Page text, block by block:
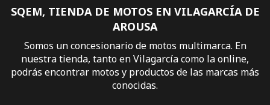
SQEM, TIENDA DE MOTOS EN VILAGARCÍA DE
AROUSA
Somos un concesionario de motos multimarca. En
nuestra tienda, tanto en Vilagarcía como la online,
podrás encontrar motos y productos de las marcas más
conocidas.